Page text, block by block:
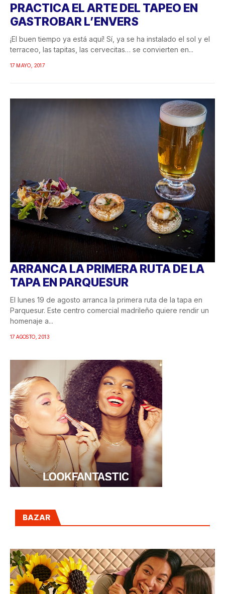
PRACTICA EL ARTE DEL TAPEO EN
GASTROBAR L’ENVERS
¡El buen tiempo ya está aquí! Sí, ya se ha instalado el sol y el
terraceo, las tapitas, las cervecitas… se convierten en...
17 MAYO, 2017
ARRANCA LA PRIMERA RUTA DE LA
TAPA EN PARQUESUR
El lunes 19 de agosto arranca la primera ruta de la tapa en
Parquesur. Este centro comercial madrileño quiere rendir un
homenaje a...
17 AGOSTO, 2013
BAZAR